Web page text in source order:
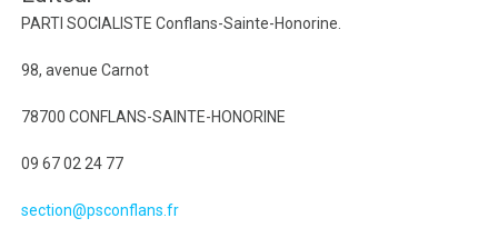
PARTI SOCIALISTE Conflans-Sainte-Honorine.
98, avenue Carnot
78700 CONFLANS-SAINTE-HONORINE
09 67 02 24 77
section@psconflans.fr